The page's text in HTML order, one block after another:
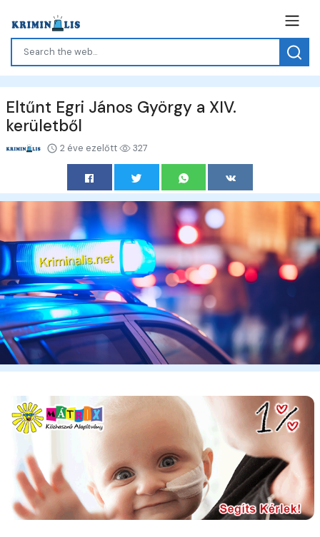
Eltűnt Egri János György a XIV.
kerületből
2 éve ezelőtt 327